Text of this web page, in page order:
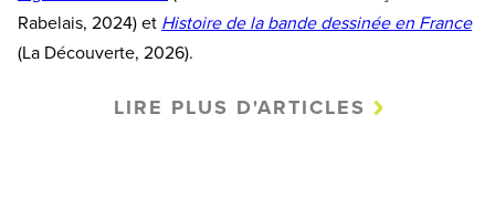
Rabelais, 2024) et Histoire de la bande dessinée en France
(La Découverte, 2026).
LIRE PLUS D'ARTICLES